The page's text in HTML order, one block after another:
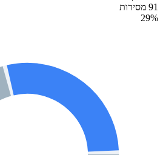
91 מסירות
29%